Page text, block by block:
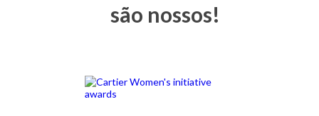
são nossos!